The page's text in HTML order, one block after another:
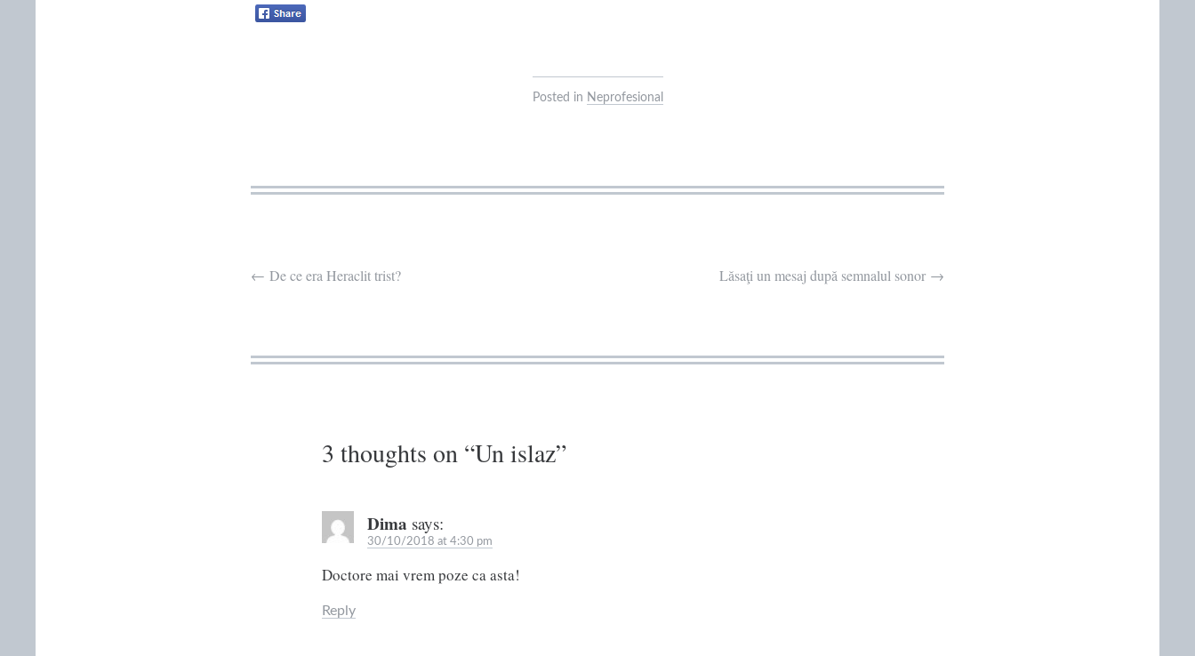
Posted in Neprofesional
Post
← De ce era Heraclit trist? Lăsaţi un mesaj după semnalul sonor →
3 thoughts on “Un islaz”
Dima says:
30/10/2018 at 4:30 pm
Doctore mai vrem poze ca asta!
Reply